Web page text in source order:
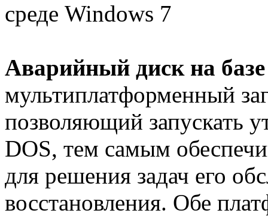
среде Windows 7
Аварийный диск на
мультиплатформенный
позволяющий запускать
DOS, тем самым
для решения задач его
восстановления. Обе